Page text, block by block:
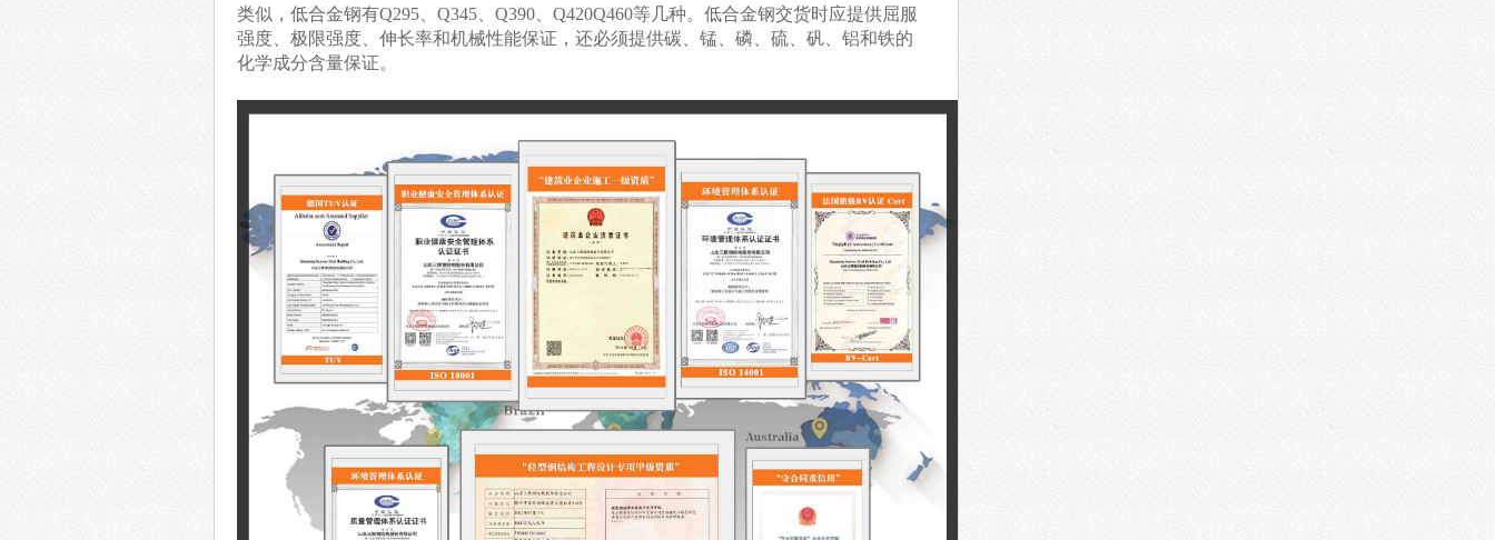
类似，低合金钢有Q295、Q345、Q390、Q420Q460等几种。低合金钢交货时应提供屈服
强度、极限强度、伸长率和机械性能保证，还必须提供碳、锰、磷、硫、矾、铝和铁的
化学成分含量保证。